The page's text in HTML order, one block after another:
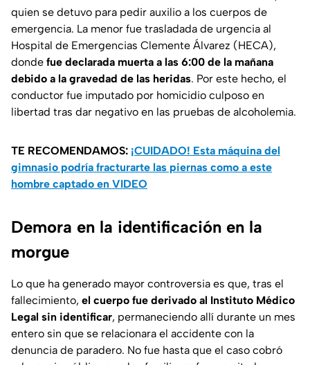
quien se detuvo para pedir auxilio a los cuerpos de
emergencia. La menor fue trasladada de urgencia al
Hospital de Emergencias Clemente Álvarez (HECA),
donde fue declarada muerta a las 6:00 de la mañana
debido a la gravedad de las heridas. Por este hecho, el
conductor fue imputado por homicidio culposo en
libertad tras dar negativo en las pruebas de alcoholemia.
TE RECOMENDAMOS: ¡CUIDADO! Esta máquina del
gimnasio podría fracturarte las piernas como a este
hombre captado en VIDEO
Demora en la identificación en la
morgue
Lo que ha generado mayor controversia es que, tras el
fallecimiento, el cuerpo fue derivado al Instituto Médico
Legal sin identificar, permaneciendo allí durante un mes
entero sin que se relacionara el accidente con la
denuncia de paradero. No fue hasta que el caso cobró